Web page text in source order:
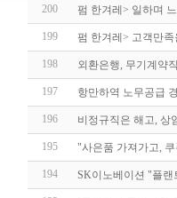
200 펌 한겨레> 일하며
199 펌 한겨레> 고객만
198 외환은행, 무기계약
197 항만하역 노무공급
196 비정규직은 해고, 상
195 "사은품 가져가고,
194 SK이노베이션 "플